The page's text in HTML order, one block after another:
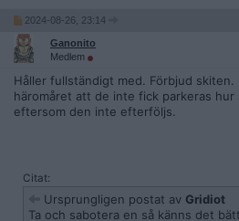
2024-08-26, 23:14
Ganonito
Medlem
Håller fullständigt med. Förbjud skiten.
häromåret att de inte fick parkeras
eftersom den inte efterföljs.
Citat:
Ursprungligen postat av Gridiot
Ta och sabotera en så känns det